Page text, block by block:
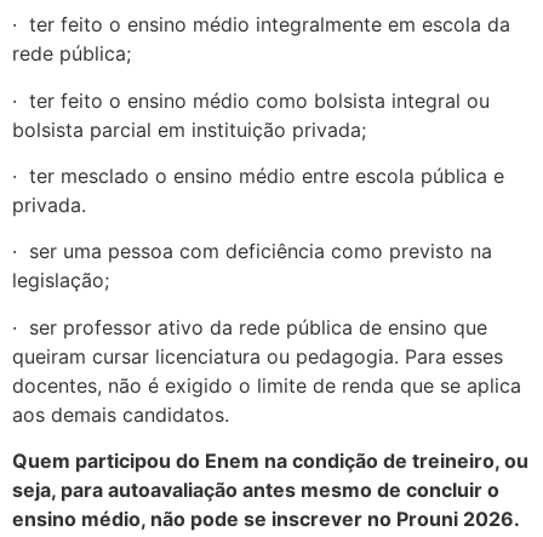
· ter feito o ensino médio integralmente em escola da
rede pública;
· ter feito o ensino médio como bolsista integral ou
bolsista parcial em instituição privada;
· ter mesclado o ensino médio entre escola pública e
privada.
· ser uma pessoa com deficiência como previsto na
legislação;
· ser professor ativo da rede pública de ensino que
queiram cursar licenciatura ou pedagogia. Para esses
docentes, não é exigido o limite de renda que se aplica
aos demais candidatos.
Quem participou do Enem na condição de treineiro, ou
seja, para autoavaliação antes mesmo de concluir o
ensino médio, não pode se inscrever no Prouni 2026.